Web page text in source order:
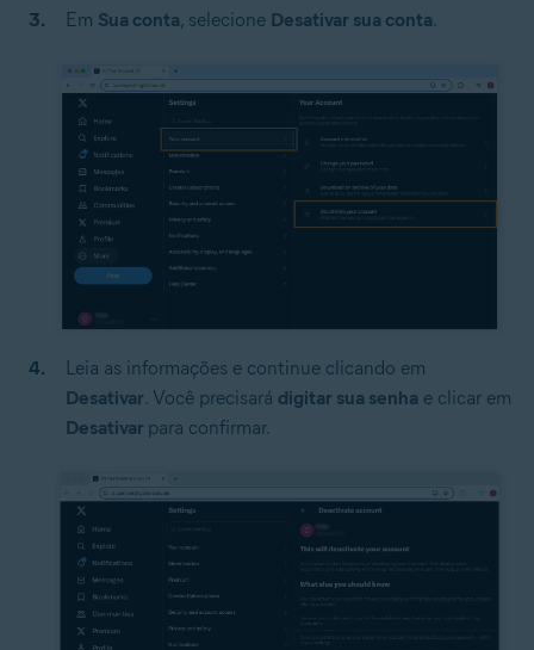
Em Sua conta, selecione Desativar sua conta.
Leia as informações e continue clicando em
Desativar. Você precisará digitar sua senha e clicar em
Desativar para confirmar.